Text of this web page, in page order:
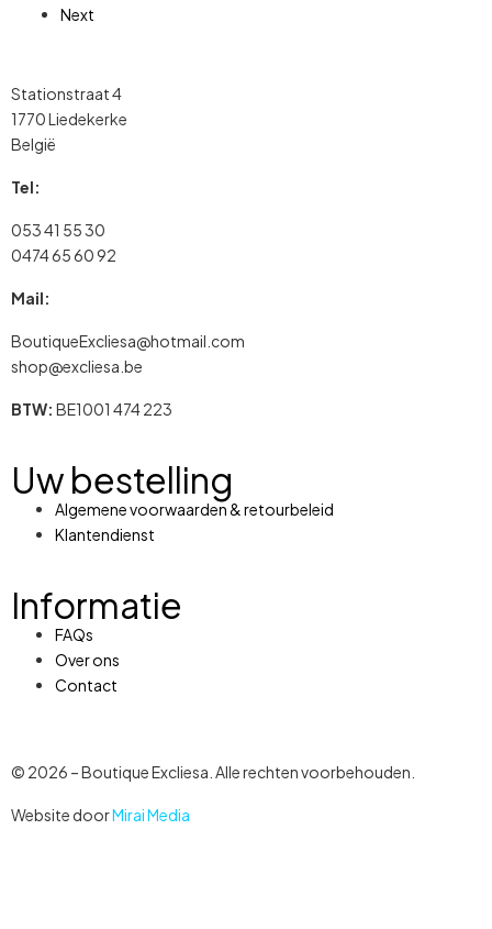
Next
Stationstraat 4
1770 Liedekerke
België
Tel:
053 41 55 30
0474 65 60 92
Mail:
BoutiqueExcliesa@hotmail.com
shop@excliesa.be
BTW: BE1001 474 223
Uw bestelling
Algemene voorwaarden & retourbeleid
Klantendienst
Informatie
FAQs
Over ons
Contact
© 2026 – Boutique Excliesa. Alle rechten voorbehouden.
Website doorMirai Media